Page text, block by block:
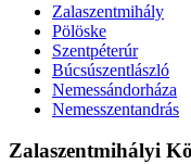
Zalaszentmihály
Pölöske
Szentpéterúr
Búcsúszentlászló
Nemessándorháza
Nemesszentandrás
Zalaszentmihályi